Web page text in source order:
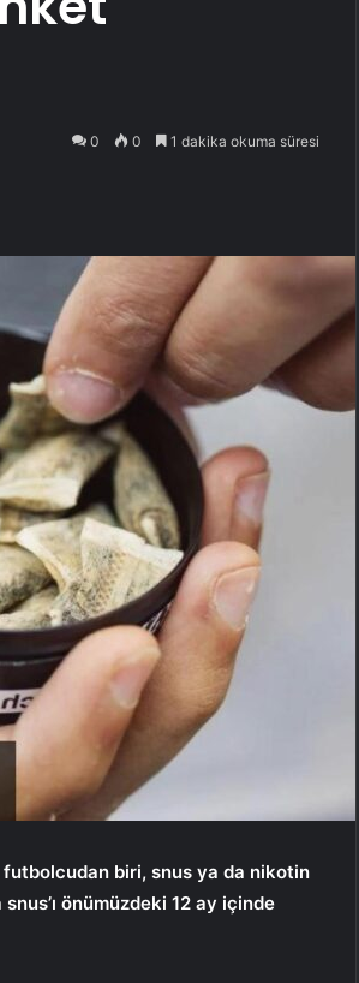
0 0 1 dakika okuma süresi
futbolcudan biri, snus ya da nikotin
snus’ı önümüzdeki 12 ay içinde